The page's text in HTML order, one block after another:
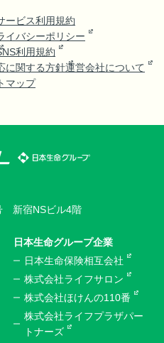
ービス利用規約
イバシーポリシー
利用規約
に関する方針運営会社について
マップ
新宿NSビル4階
日本生命グループ企業
日本生命保険相互会社
株式会社ライフサロン
株式会社ほけんの110番
株式会社ライフプラザパー
トナーズ